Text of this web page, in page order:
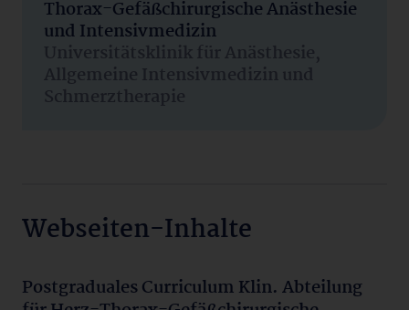
Thorax-Gefäßchirurgische Anästhesie
und Intensivmedizin
Universitätsklinik für Anästhesie,
Allgemeine Intensivmedizin und
Schmerztherapie
Webseiten-Inhalte
Postgraduales Curriculum Klin. Abteilung